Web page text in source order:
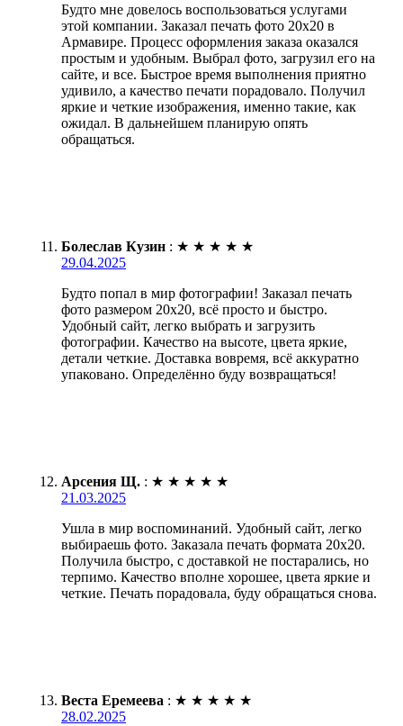
Будто мне довелось воспользоваться услугами
этой компании. Заказал печать фото 20х20 в
Армавире. Процесс оформления заказа оказался
простым и удобным. Выбрал фото, загрузил его на
сайте, и все. Быстрое время выполнения приятно
удивило, а качество печати порадовало. Получил
яркие и четкие изображения, именно такие, как
ожидал. В дальнейшем планирую опять
обращаться.
Болеслав Кузин : ★ ★ ★ ★ ★
29.04.2025
Будто попал в мир фотографии! Заказал печать
фото размером 20х20, всё просто и быстро.
Удобный сайт, легко выбрать и загрузить
фотографии. Качество на высоте, цвета яркие,
детали четкие. Доставка вовремя, всё аккуратно
упаковано. Определённо буду возвращаться!
Арсения Щ. : ★ ★ ★ ★ ★
21.03.2025
Ушла в мир воспоминаний. Удобный сайт, легко
выбираешь фото. Заказала печать формата 20х20.
Получила быстро, с доставкой не постарались, но
терпимо. Качество вполне хорошее, цвета яркие и
четкие. Печать порадовала, буду обращаться снова.
Веста Еремеева : ★ ★ ★ ★ ★
28.02.2025